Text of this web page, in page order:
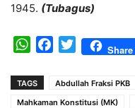
1945. (Tubagus)
WhatsAppFacebook
TwitterShare
TAGS Abdullah Fraksi PKB
Mahkaman Konstitusi (MK)